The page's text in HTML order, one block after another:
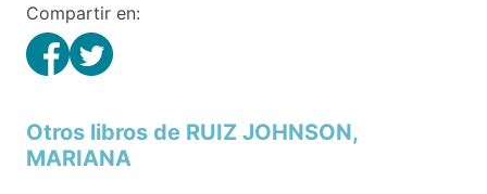
Compartir en:
Otros libros de RUIZ JOHNSON,
MARIANA